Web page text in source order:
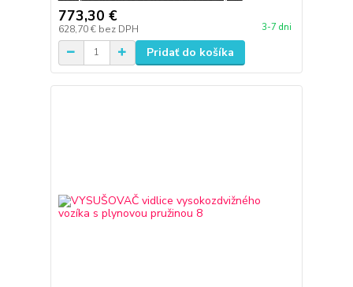
773,30 €
628,70 € bez DPH 3-7 dni
Pridať do košíka